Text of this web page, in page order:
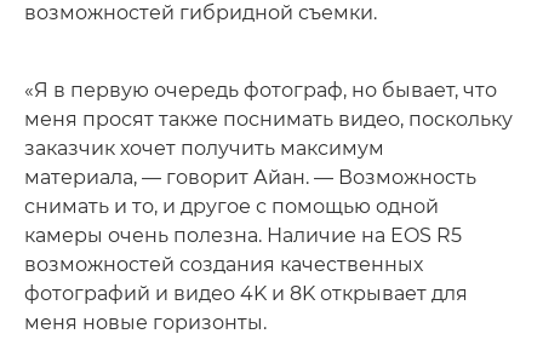
возможностей гибридной съемки.
«Я в первую очередь фотограф, но бывает, что
меня просят также поснимать видео, поскольку
заказчик хочет получить максимум
материала, — говорит Айан. — Возможность
снимать и то, и другое с помощью одной
камеры очень полезна. Наличие на EOS R5
возможностей создания качественных
фотографий и видео 4K и 8K открывает для
меня новые горизонты.